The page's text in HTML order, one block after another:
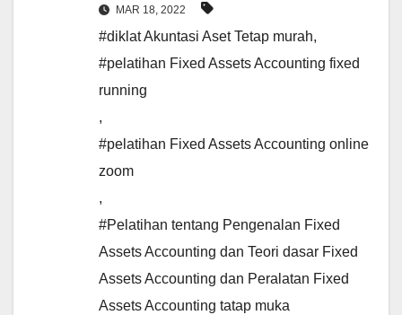
MAR 18, 2022
#diklat Akuntasi Aset Tetap murah,
#pelatihan Fixed Assets Accounting fixed
running
,
#pelatihan Fixed Assets Accounting online
zoom
,
#Pelatihan tentang Pengenalan Fixed
Assets Accounting dan Teori dasar Fixed
Assets Accounting dan Peralatan Fixed
Assets Accounting tatap muka